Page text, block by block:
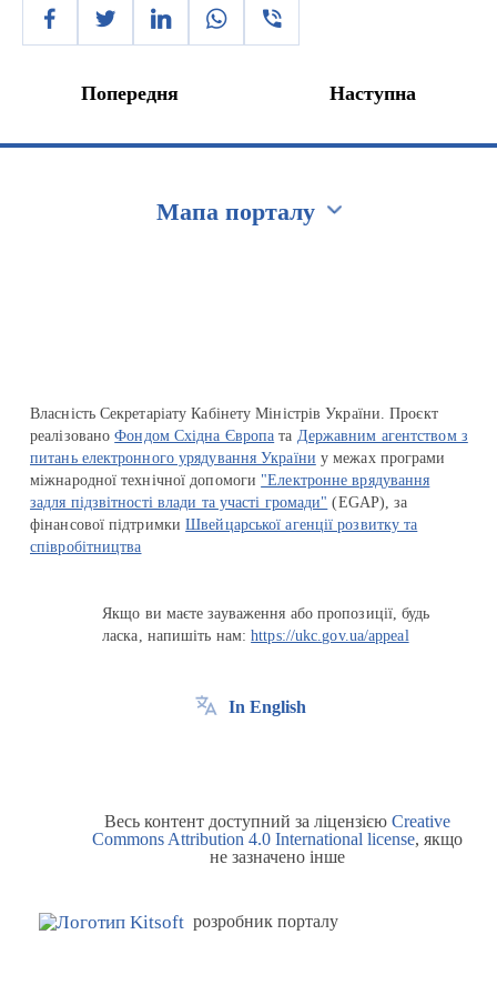
Попередня Наступна
Мапа порталу
Власність Секретаріату Кабінету Міністрів України. Проєкт
реалізованоФондом Східна Європа та Державним агентством з
питань електронного урядування України у межах програми
міжнародної технічної допомоги "Електронне врядування
задля підзвітності влади та участі громади" (EGAP), за
фінансової підтримкиШвейцарської агенції розвитку та
співробітництва
Якщо ви маєте зауваження або пропозиції, будь
ласка, напишіть нам:https://ukc.gov.ua/appeal
In English
Весь контент доступний за ліцензією Creative
Commons Attribution 4.0 International license, якщо
не зазначено інше
розробник порталу